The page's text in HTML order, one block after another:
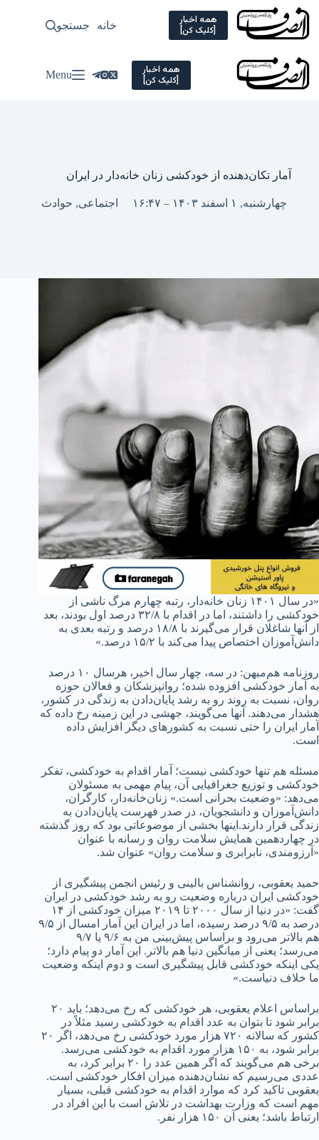
Skip
content
همه اخبار
[کلیک کن] خانه سیاسی
جستجو
همه اخبار
[کلیک کن] Menu
آمار تکان‌دهنده از خودکشی زنان خانه‌دار در ایران
چهارشنبه, ۱ اسفند ۱۴۰۳ – ۱۶:۴۷ اجتماعی, حوادث
«در سال ۱۴۰۱ زنان خانه‌دار، رتبه چهارم مرگ ناشی از
خودکشی را داشتند، اما در اقدام با ۳۲/۸ درصد اول بودند، بعد
از آنها شاغلان قرار می‌گیرند با ۱۸/۸ درصد و رتبه بعدی به
دانش‌آموزان اختصاص پیدا می‌کند با ۱۵/۲ درصد.»
روزنامه هم‌میهن: در سه، چهار سال اخیر، هرسال ۱۰ درصد
به آمار خودکشی افزوده شده؛ روانپزشکان و فعالان حوزه
روان، نسبت به روند رو به رشد پایان‌دادن به زندگی در کشور،
هشدار می‌دهند. آنها می‌گویند، جهشی در این زمینه رخ داده که
آمار ایران را حتی نسبت به کشور‌های دیگر افزایش داده
است.
مسئله هم تنها خودکشی نیست؛ آمار اقدام به خودکشی، تفکر
خودکشی و توزیع جغرافیایی آن، پیام مهمی به مسئولان
می‌دهد: «وضعیت بحرانی است.» زنان‌خانه‌دار، کارگران،
دانش‌آموزان و دانشجویان، در صدر فهرست پایان‌دادن به
زندگی قرار دارند.اینها بخشی از موضوعاتی بود که روز گذشته
در چهاردهمین همایش سلامت روان و رسانه با عنوان
«آرزومندی، نابرابری و سلامت روان» عنوان شد.
حمید یعقوبی، روانشناس بالینی و رئیس انجمن پیشگیری از
خودکشی ایران درباره وضعیت رو به رشد خودکشی در ایران
گفت: «در دنیا از سال ۲۰۰۰ تا ۲۰۱۹ میزان خودکشی از ۱۴
درصد به ۹/۵ درصد رسیده، اما در ایران این آمار امسال از ۹/۵
هم بالاتر می‌رود و براساس پیش‌بینی من به ۹/۶ یا ۹/۷
می‌رسد؛ یعنی از میانگین دنیا هم بالاتر. این آمار دو پیام دارد؛
یکی اینکه خودکشی قابل پیشگیری است و دوم اینکه وضعیت
ما خلاف دنیاست.»
براساس اعلام یعقوبی، هر خودکشی که رخ می‌دهد؛ باید ۲۰
برابر شود تا بتوان به عدد اقدام به خودکشی رسید مثلاً در
کشور که سالانه ۷۲۰ هزار مورد خودکشی رخ می‌دهد، اگر ۲۰
برابر شود، به ۱۵۰ هزار مورد اقدام به خودکشی می‌رسد.
برخی هم می‌گویند که اگر همین عدد را ۲۰ برابر کرد، به
عددی می‌رسیم که نشان‌دهنده میزان افکار خودکشی است.
یعقوبی تاکید کرد که موارد اقدام به خودکشی قبلی، بسیار
مهم است که وزارت بهداشت در تلاش است با این افراد در
ارتباط باشد؛ یعنی آن ۱۵۰ هزار نفر.